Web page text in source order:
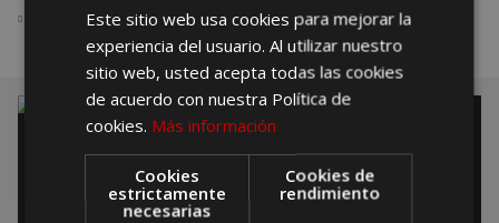
Este sitio web usa cookies para mejorar la
experiencia del usuario. Al utilizar nuestro
sitio web, usted acepta todas las cookies
de acuerdo con nuestra Política de
cookies. Más información
Cookies
estrictamente
necesarias
Cookies de
rendimiento